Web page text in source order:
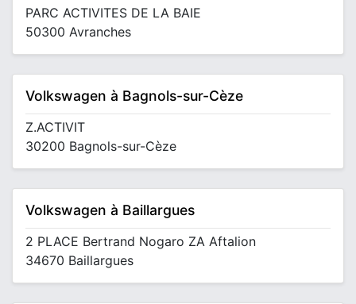
PARC ACTIVITES DE LA BAIE
50300 Avranches
Volkswagen à Bagnols-sur-Cèze
Z.ACTIVIT
30200 Bagnols-sur-Cèze
Volkswagen à Baillargues
2 PLACE Bertrand Nogaro ZA Aftalion
34670 Baillargues